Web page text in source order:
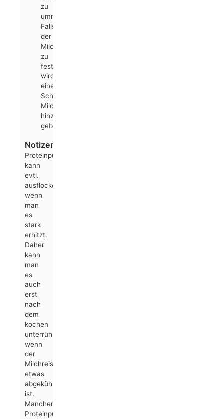
zu
umrühren.
Falls
der
Milchreis
zu
fest
wird,
einen
Schluck
Milch
hinzu
geben
Notizen
Proteinpulver
kann
evtl.
ausflocken,
wenn
man
es
stark
erhitzt.
Daher
kann
man
es
auch
erst
nach
dem
kochen
unterrühren,
wenn
der
Milchreis
etwas
abgekühlt
ist.
Manchen
Proteinpulvern